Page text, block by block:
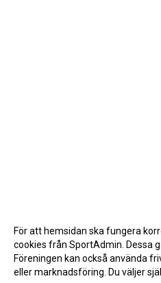
För att hemsidan ska fungera
cookies från SportAdmin. Dessa
Föreningen kan också använda
eller marknadsföring. Du väljer